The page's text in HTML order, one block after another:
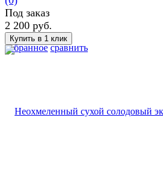
избранное сравнить
Под заказ
2 200 руб.